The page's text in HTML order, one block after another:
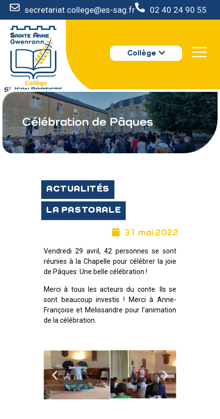
secretariat.college@es-sag.fr 02 40 24 90 55
Collège
Célébration de Pâques
LE COLLÈGE
S’INSCRIRE
VIE AU COLLÈGE
VOTRE ESPACE
NOUS CONTACTER
ACTUALITÉS
LA PASTORALE
31 mai 2022
Vendredi 29 avril, 42 personnes se sont
réunies à la Chapelle pour célébrer la joie
de Pâques. Une belle célébration !
Merci à tous les acteurs du conte. Ils se
sont beaucoup investis ! Merci à Anne-
Françoise et Melissandre pour l’animation
de la célébration.